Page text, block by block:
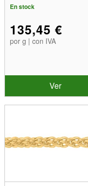
En stock
135,45 €
por g | con IVA
Ver